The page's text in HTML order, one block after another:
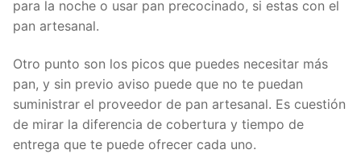
para la noche o usar pan precocinado, si estas con el
pan artesanal.
Otro punto son los picos que puedes necesitar más
pan, y sin previo aviso puede que no te puedan
suministrar el proveedor de pan artesanal. Es cuestión
de mirar la diferencia de cobertura y tiempo de
entrega que te puede ofrecer cada uno.